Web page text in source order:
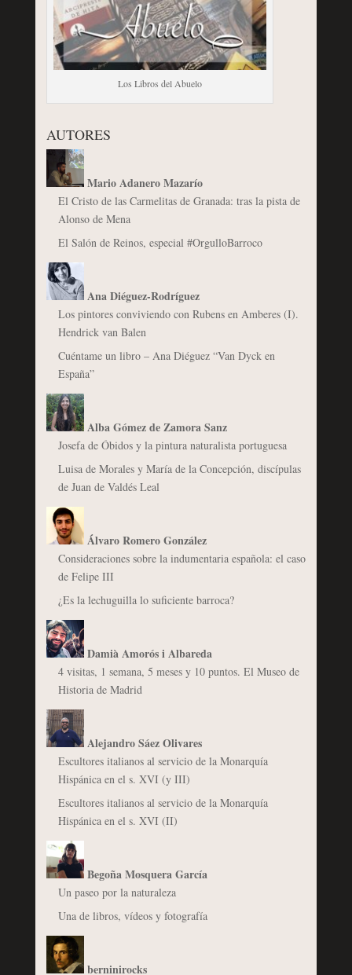
Los Libros del Abuelo
AUTORES
Mario Adanero Mazarío
El Cristo de las Carmelitas de Granada: tras la pista de
Alonso de Mena
El Salón de Reinos, especial #OrgulloBarroco
Ana Diéguez-Rodríguez
Los pintores conviviendo con Rubens en Amberes (I).
Hendrick van Balen
Cuéntame un libro – Ana Diéguez “Van Dyck en
España”
Alba Gómez de Zamora Sanz
Josefa de Óbidos y la pintura naturalista portuguesa
Luisa de Morales y María de la Concepción, discípulas
de Juan de Valdés Leal
Álvaro Romero González
Consideraciones sobre la indumentaria española: el caso
de Felipe III
¿Es la lechuguilla lo suficiente barroca?
Damià Amorós i Albareda
4 visitas, 1 semana, 5 meses y 10 puntos. El Museo de
Historia de Madrid
Alejandro Sáez Olivares
Escultores italianos al servicio de la Monarquía
Hispánica en el s. XVI (y III)
Escultores italianos al servicio de la Monarquía
Hispánica en el s. XVI (II)
Begoña Mosquera García
Un paseo por la naturaleza
Una de libros, vídeos y fotografía
berninirocks